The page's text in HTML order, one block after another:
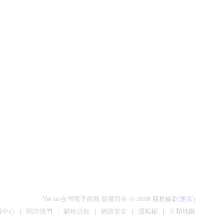
Yahoo台灣電子商務 版權所有 © 2026 服務條款(更新)
中心
| 關於我們 | 購物須知 | 網路安全 | 隱私權 | 分類地圖